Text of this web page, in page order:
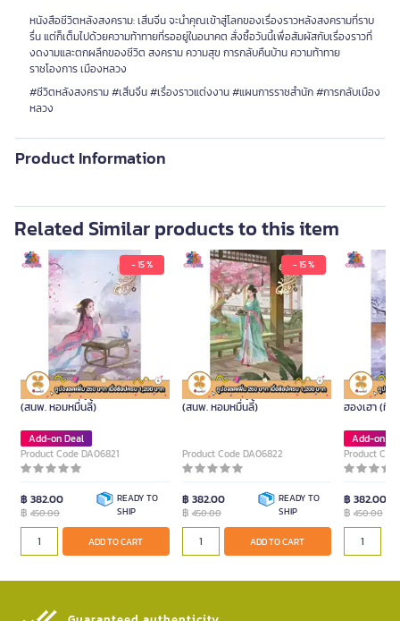
หนังสือชีวิตหลังสงคราม: เสิ่นจิ่น จะนำคุณเข้าสู่โลกของเรื่องราวหลังสงครามที่ราบ
รื่น แต่ก็เต็มไปด้วยความท้าทายที่รออยู่ในอนาคต สั่งซื้อวันนี้เพื่อสัมผัสกับเรื่องราวที่
งดงามและตกผลึกของชีวิต สงคราม ความสุข การกลับคืนบ้าน ความท้าทาย
ราชโองการ เมืองหลวง
#ชีวิตหลังสงคราม #เสิ่นจิ่น #เรื่องราวแต่งงาน #แผนการราชสำนัก #การกลับเมือง
หลวง
Product Information
Related Similar products to this item
- 15 %
หนังสือ ยอดพธูพลิกชะตา เล่ม 4
(สนพ. หอมหมื่นลี้)
Add-on Deal
Product Code DA06821
฿ 382.00
฿ 450.00
READY TO
SHIP
ADD TO CART
- 15 %
หนังสือ ยอดพธูพลิกชะตา เล่ม 3
(สนพ. หอมหมื่นลี้)
Product Code DA06822
฿ 382.00
฿ 450.00
READY TO
SHIP
ADD TO CART
หนังสือ เกิ
ฮองเฮา (ที่รั
Add-on
Product
฿ 382.00
฿450.00